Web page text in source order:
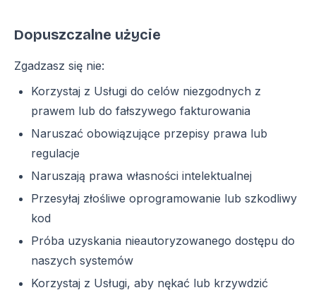
Dopuszczalne użycie
Zgadzasz się nie:
Korzystaj z Usługi do celów niezgodnych z
prawem lub do fałszywego fakturowania
Naruszać obowiązujące przepisy prawa lub
regulacje
Naruszają prawa własności intelektualnej
Przesyłaj złośliwe oprogramowanie lub szkodliwy
kod
Próba uzyskania nieautoryzowanego dostępu do
naszych systemów
Korzystaj z Usługi, aby nękać lub krzywdzić